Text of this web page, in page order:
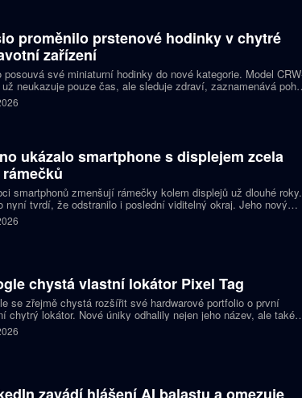
proměnilo prstenové hodinky v chytré
zařízení
posouvá své miniaturní hodinky do nové kategorie. Model
už neukazuje pouze čas, ale sleduje zdraví, zaznamenává
na dění v telefonu. Celokovový prsten tak spojuje digitální
šperk a chytré zařízení, které může uživatel nosit po celý den.
ukázalo smartphone s displejem zcela
rámečků
smartphonů zmenšují rámečky kolem displejů už dlouhé roky.
nyní tvrdí, že odstranilo i poslední viditelný okraj. Jeho nový
nabízí obrazovku s rámečkem širokým přesně nula milimetrů.
chystá vlastní lokátor Pixel Tag
se zřejmě chystá rozšířit své hardwarové portfolio o první
chytrý lokátor. Nové úniky odhalily nejen jeho název, ale také
zařízení a několik technických detailů. Pixel Tag má
v síti Find My Device a pomáhat s hledáním ztracených věcí